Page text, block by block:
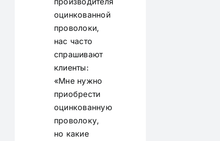
оцинкованной
проволоки,
нас часто
спрашивают
клиенты:
«Мне нужно
приобрести
оцинкованную
проволоку,
но какие